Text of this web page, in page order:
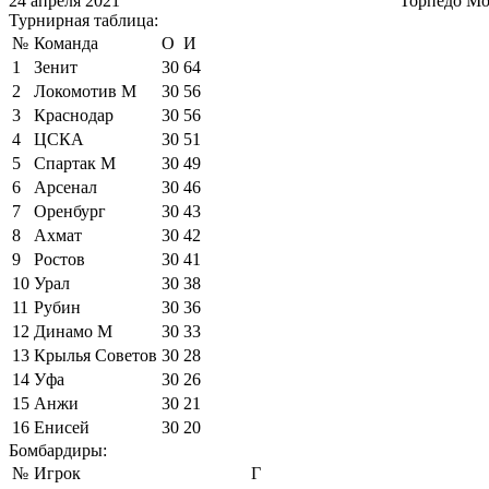
Турнирная таблица:
№ Команда О И
1
Зенит 30 64
2
Локомотив М 30 56
3
Краснодар 30 56
4
ЦСКА 30 51
5
Спартак М 30 49
6
Арсенал 30 46
7
Оренбург 30 43
8
Ахмат 30 42
9
Ростов 30 41
10 Урал 30 38
11 Рубин 30 36
12 Динамо М 30 33
13 Крылья Советов 30 28
14 Уфа 30 26
15 Анжи 30 21
16 Енисей 30 20
Бомбардиры:
№ Игрок
Г